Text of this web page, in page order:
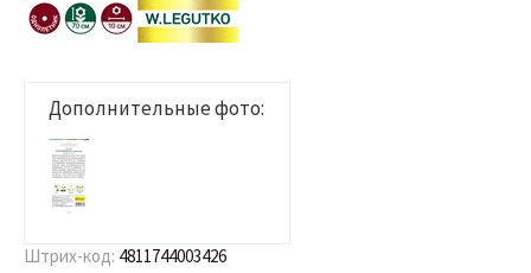
Дополнительные фото:
Штрих-код: 4811744003426